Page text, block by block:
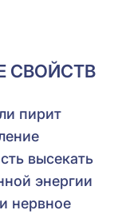
СВОЙСТВ
пирит
высекать
энергии
нервное